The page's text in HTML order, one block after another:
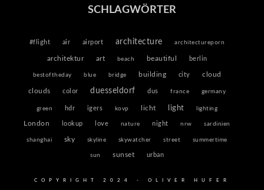
SCHLAGWÖRTER
#flight air airport architecture architectureporn
architektur art beach beautiful berlin
bestoftheday blue bridge building city cloud
clouds color duesseldorf dus france germany
green hdr igers kovp licht light lighting
London lookup love nature night nrw sardinien
shanghai sky skyline skywatcher street summertime
sun sunset urban
COPYRIGHT 2024 - OLIVER HUFER